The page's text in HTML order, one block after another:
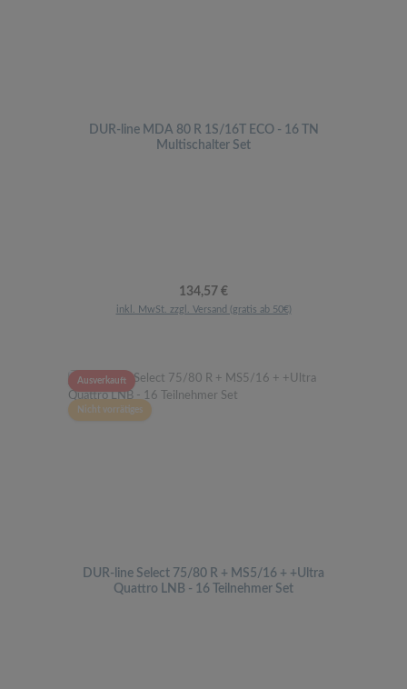
DUR-line MDA 80 R 1S/16T ECO - 16 TN
Multischalter Set
Regulärer Preis:
134,57 €
inkl. MwSt. zzgl. Versand (gratis ab 50€)
Ausverkauft
Nicht vorrätiges
DUR-line Select 75/80 R + MS5/16 + +Ultra
Quattro LNB - 16 Teilnehmer Set